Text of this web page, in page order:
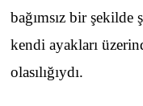
bağımsız bir
kendi ayakları
olasılığıydı.